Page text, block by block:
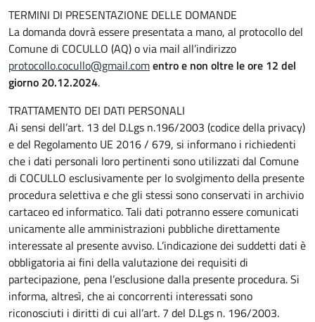
TERMINI DI PRESENTAZIONE DELLE DOMANDE
La domanda dovrà essere presentata a mano, al protocollo del
Comune di COCULLO (AQ) o via mail all’indirizzo
protocollo.cocullo@gmail.comentro e non oltre le ore 12 del
giorno 20.12.2024.
TRATTAMENTO DEI DATI PERSONALI
Ai sensi dell’art. 13 del D.Lgs n.196/2003 (codice della privacy)
e del Regolamento UE 2016 / 679, si informano i richiedenti
che i dati personali loro pertinenti sono utilizzati dal Comune
di COCULLO esclusivamente per lo svolgimento della presente
procedura selettiva e che gli stessi sono conservati in archivio
cartaceo ed informatico. Tali dati potranno essere comunicati
unicamente alle amministrazioni pubbliche direttamente
interessate al presente avviso. L’indicazione dei suddetti dati è
obbligatoria ai fini della valutazione dei requisiti di
partecipazione, pena l’esclusione dalla presente procedura. Si
informa, altresì, che ai concorrenti interessati sono
riconosciuti i diritti di cui all’art. 7 del D.Lgs n. 196/2003.